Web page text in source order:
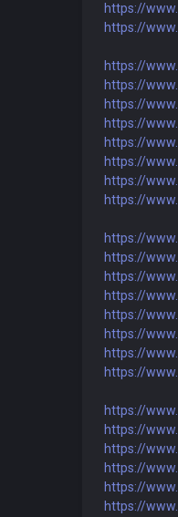
https://
https://
https://
https://
https://
https://
https://
https://
https://
https://
https://
https://
https://
https://
https://
https://
https://
https://
https://
https://
https://
https://
https://
https://